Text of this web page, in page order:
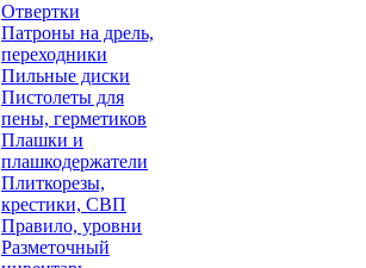
Отвертки
Патроны на дрель,
переходники
Пильные диски
Пистолеты для
пены, герметиков
Плашки и
плашкодержатели
Плиткорезы,
крестики, СВП
Правило, уровни
Разметочный